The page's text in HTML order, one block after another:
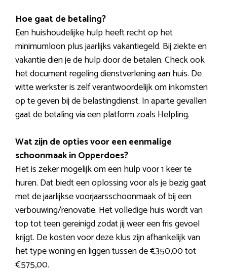
Hoe gaat de betaling?
Een huishoudelijke hulp heeft recht op het
minimumloon plus jaarlijks vakantiegeld. Bij ziekte en
vakantie dien je de hulp door de betalen. Check ook
het document regeling dienstverlening aan huis. De
witte werkster is zelf verantwoordelijk om inkomsten
op te geven bij de belastingdienst. In aparte gevallen
gaat de betaling via een platform zoals Helpling.
Wat zijn de opties voor een eenmalige
schoonmaak in Opperdoes?
Het is zeker mogelijk om een hulp voor 1 keer te
huren. Dat biedt een oplossing voor als je bezig gaat
met de jaarlijkse voorjaarsschoonmaak of bij een
verbouwing/renovatie. Het volledige huis wordt van
top tot teen gereinigd zodat jij weer een fris gevoel
krijgt. De kosten voor deze klus zijn afhankelijk van
het type woning en liggen tussen de €350,00 tot
€575,00.